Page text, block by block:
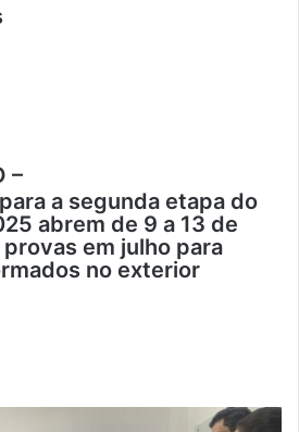
–
a segunda etapa do
abrem de 9 a 13 de
em julho para
no exterior